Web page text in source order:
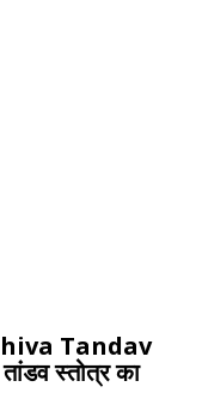
Shiva Tandav
स्तोत्र का